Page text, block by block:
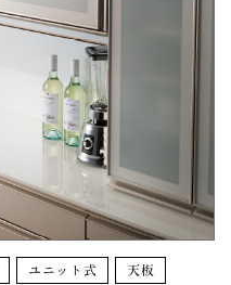
ユニット式 天板